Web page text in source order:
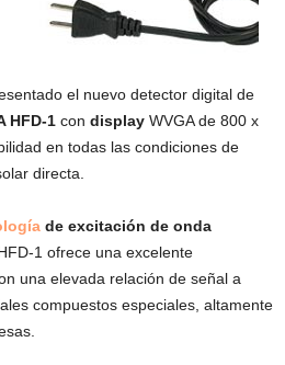
el nuevo detector digital de
HFD-1 con display WVGA de 800 x
en todas las condiciones de
directa.
de excitación de onda
HFD-1 ofrece una excelente
una elevada relación de señal a
compuestos especiales, altamente